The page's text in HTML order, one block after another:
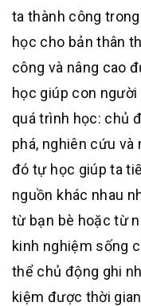
ta thành công
học cho bản thân
công và nâng cao
học giúp con
quá trình học: chủ
phá, nghiên cứu
đó tự học giúp ta
nguồn khác nhau
từ bạn bè hoặc từ
kinh nghiệm sống
thể chủ động ghi
kiệm được thời